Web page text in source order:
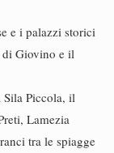
e i palazzi storici
Giovino e il
Sila Piccola, il
Lamezia
tra le spiagge